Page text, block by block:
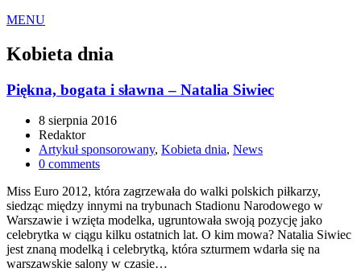
MENU
Kobieta dnia
Piękna, bogata i sławna – Natalia Siwiec
8 sierpnia 2016
Redaktor
Artykuł sponsorowany, Kobieta dnia, News
0 comments
Miss Euro 2012, która zagrzewała do walki polskich piłkarzy,
siedząc między innymi na trybunach Stadionu Narodowego w
Warszawie i wzięta modelka, ugruntowała swoją pozycję jako
celebrytka w ciągu kilku ostatnich lat. O kim mowa? Natalia Siwiec
jest znaną modelką i celebrytką, która szturmem wdarła się na
warszawskie salony w czasie…